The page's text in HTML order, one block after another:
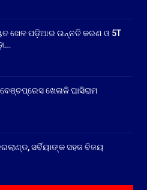
ଖେଳ ପଡ଼ିଆର ଉନ୍ନତି କରଣ ଓ 5T
ଖେଳାଳି ଘାସିରାମ
ସର୍ବିୟାଙ୍କ ସହଜ ବିଜୟ